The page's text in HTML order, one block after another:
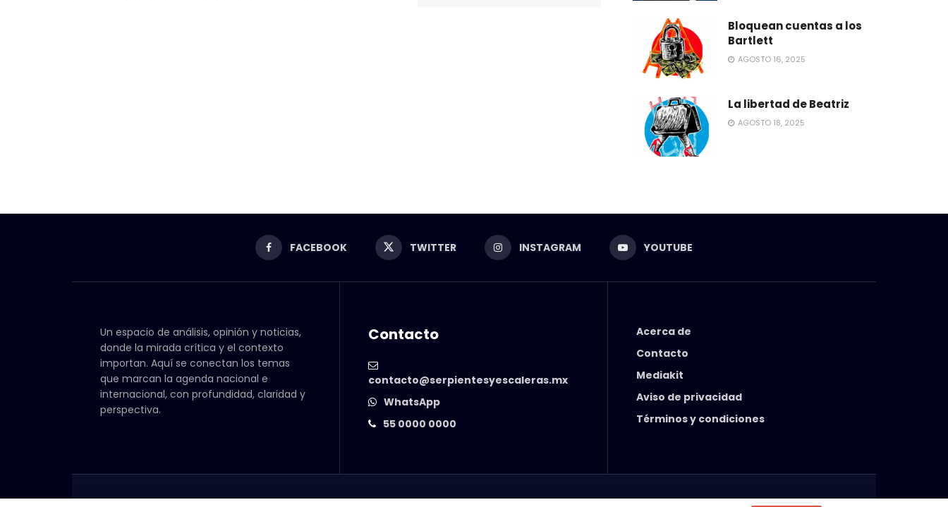
Bloquean cuentas a los
Bartlett
AGOSTO 16, 2025
La libertad de Beatriz
AGOSTO 18, 2025
FACEBOOK TWITTER INSTAGRAM YOUTUBE
Un espacio de análisis, opinión y noticias,
donde la mirada crítica y el contexto
importan. Aquí se conectan los temas
que marcan la agenda nacional e
internacional, con profundidad, claridad y
perspectiva.
Contacto
contacto@serpientesyescaleras.mx
WhatsApp
55 0000 0000
Acerca de
Contacto
Mediakit
Aviso de privacidad
Términos y condiciones